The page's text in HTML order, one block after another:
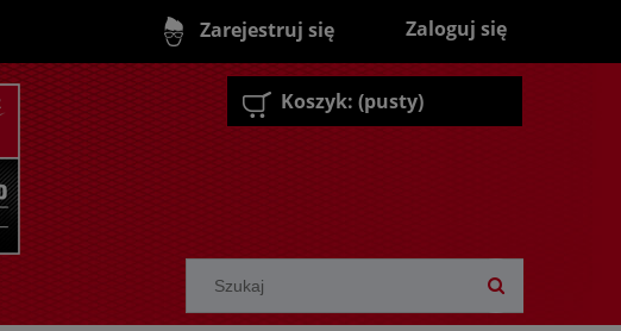
Zarejestruj się Zaloguj się
Koszyk: (pusty)